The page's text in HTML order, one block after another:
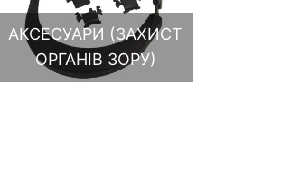
АКСЕСУАРИ (ЗАХИСТ
ОРГАНІВ ЗОРУ)